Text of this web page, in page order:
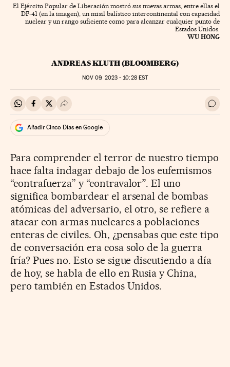
El Ejército Popular de Liberación mostró sus nuevas armas, entre ellas el
DF-41 (en la imagen), un misil balístico intercontinental con capacidad
nuclear y un rango suficiente como para alcanzar cualquier punto de
Estados Unidos.
WU HONG
ANDREAS KLUTH (BLOOMBERG)
NOV 09, 2023 - 10:28EST
Compartir en Whatsapp
Compartir en Facebook
Compartir en Twitter
Desplegar Redes Sociales Ir a
Añadir Cinco Días en Google
Para comprender el terror de nuestro tiempo
hace falta indagar debajo de los eufemismos
“contrafuerza” y “contravalor”. El uno
significa bombardear el arsenal de bombas
atómicas del adversario, el otro, se refiere a
atacar con armas nucleares a poblaciones
enteras de civiles. Oh, ¿pensabas que este tipo
de conversación era cosa solo de la guerra
fría? Pues no. Esto se sigue discutiendo a día
de hoy, se habla de ello en Rusia y China,
pero también en Estados Unidos.